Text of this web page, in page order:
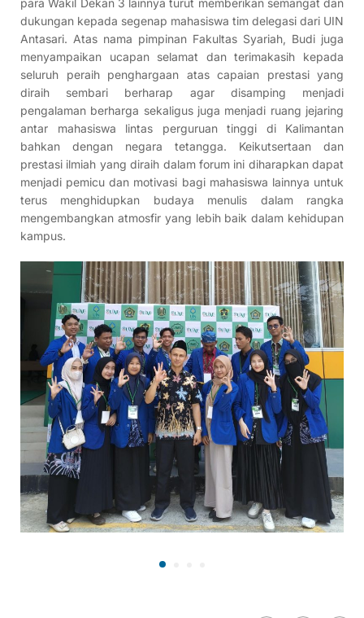
dukungan kepada segenap mahasiswa tim delegasi dari UIN
Antasari. Atas nama pimpinan Fakultas Syariah, Budi juga
menyampaikan ucapan selamat dan terimakasih kepada
seluruh peraih penghargaan atas capaian prestasi yang
diraih sembari berharap agar disamping menjadi
pengalaman berharga sekaligus juga menjadi ruang jejaring
antar mahasiswa lintas perguruan tinggi di Kalimantan
bahkan dengan negara tetangga. Keikutsertaan dan
prestasi ilmiah yang diraih dalam forum ini diharapkan dapat
menjadi pemicu dan motivasi bagi mahasiswa lainnya untuk
terus menghidupkan budaya menulis dalam rangka
mengembangkan atmosfir yang lebih baik dalam kehidupan
kampus.